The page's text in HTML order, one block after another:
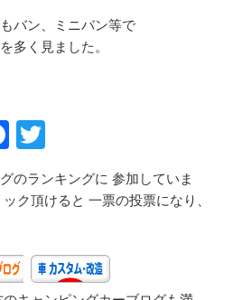
バン、ミニバン等で
多く見ました。
F
a
c
b
o
tt
のランキングに 参加していま
ク頂けると 一票の投票になり、